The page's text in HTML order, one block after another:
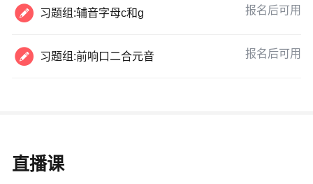
 习题组:辅音字母c和g 报名后可用
 习题组:前响口二合元音 报名后可用
直播课